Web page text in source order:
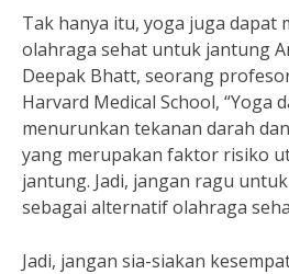
Tak hanya itu, yoga juga dapat
olahraga sehat untuk jantung
Deepak Bhatt, seorang
Harvard Medical School, “Yoga
menurunkan tekanan darah
yang merupakan faktor risiko
jantung. Jadi, jangan ragu
sebagai alternatif olahraga
Jadi, jangan sia-siakan